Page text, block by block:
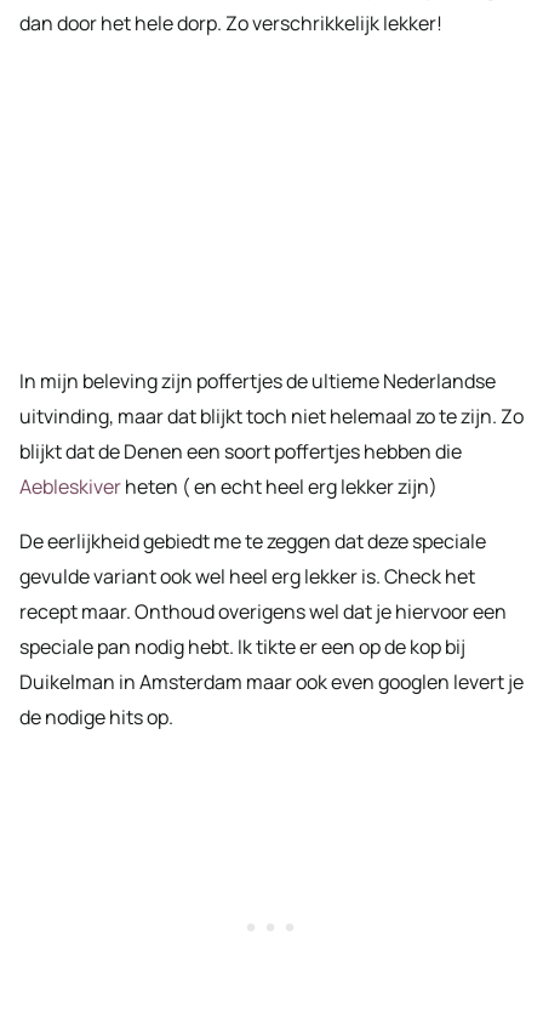
dan door het hele dorp. Zo verschrikkelijk lekker!
In mijn beleving zijn poffertjes de ultieme Nederlandse
uitvinding, maar dat blijkt toch niet helemaal zo te zijn. Zo
blijkt dat de Denen een soort poffertjes hebben die
Aebleskiverheten ( en echt heel erg lekker zijn)
De eerlijkheid gebiedt me te zeggen dat deze speciale
gevulde variant ook wel heel erg lekker is. Check het
recept maar. Onthoud overigens wel dat je hiervoor een
speciale pan nodig hebt. Ik tikte er een op de kop bij
Duikelman in Amsterdam maar ook even googlen levert je
de nodige hits op.